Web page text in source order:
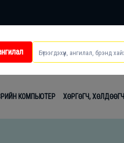
КОМПЬЮТЕР ХӨРГӨГЧ, ХӨЛДӨӨГЧ